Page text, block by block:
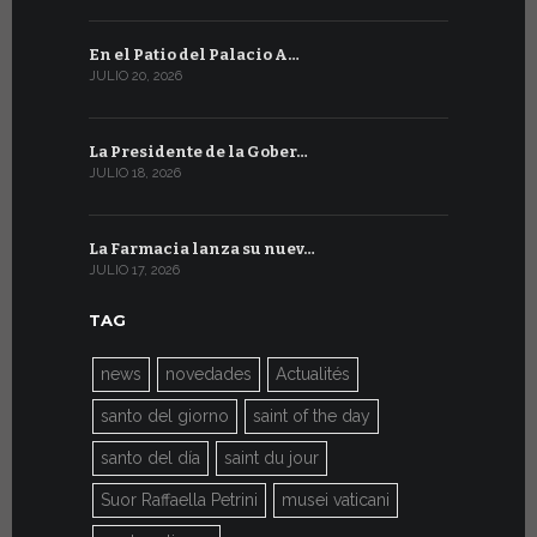
En el Patio del Palacio A…
JULIO 20, 2026
La Presidente de la Gober…
JULIO 18, 2026
La Farmacia lanza su nuev…
JULIO 17, 2026
TAG
news novedades Actualités
santo del giorno saint of the day
santo del día saint du jour
Suor Raffaella Petrini musei vaticani